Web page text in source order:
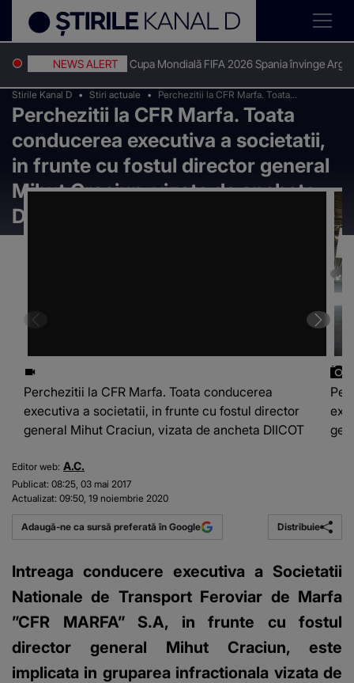
NEWS ALERT Cupa Mondială FIFA 2026 Spania învinge
Stirile Kanal D Stiri actuale
Perchezitii la CFR Marfa. Toata
conducerea executiva a societatii, in
frunte cu fostul director general Mihut
Craciun, vizata de ancheta DIICOT
Perchezitii la CFR Marfa. Toata
conducerea executiva a societatii,
in frunte cu fostul director general
Mihut Craciun, vizata de ancheta
DIICOT
Perchezitii la CFR Marfa. Toata conducerea
executiva a societatii, in frunte cu fostul director
general Mihut Craciun, vizata de ancheta DIICOT
Editor web: A.C.
Publicat: 08:25, 03 mai 2017
Actualizat: 09:50, 19 noiembrie 2020
Adaugă-ne ca sursă preferată în Google Distribuie
Intreaga conducere executiva a Societatii
Nationale de Transport Feroviar de Marfa
”CFR MARFA” S.A, in frunte cu fostul
director general Mihut Craciun, este
implicata in gruparea infractionala vizata de